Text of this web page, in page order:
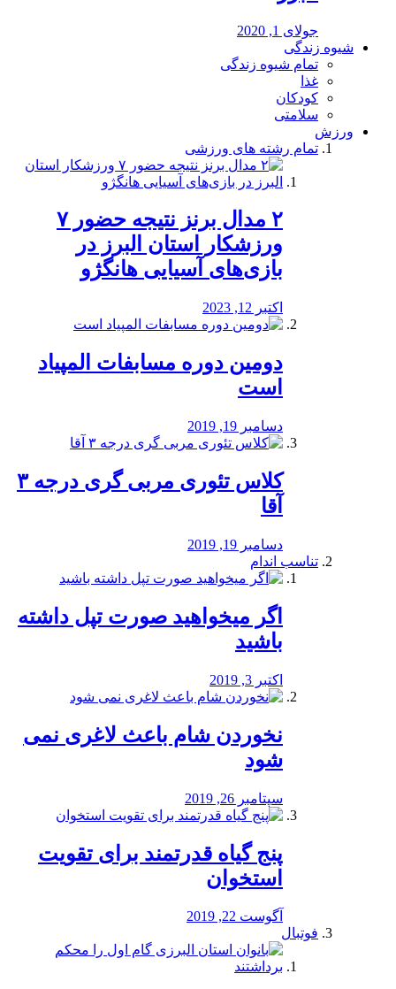
جولای 1, 2020
شیوه زندگی
تمام شیوه زندگی
غذا
کودکان
سلامتی
ورزش
تمام رشته های ورزشی
۲ مدال برنز نتیجه حضور ۷
ورزشکار استان البرز در
بازی‌های آسیایی هانگژو
اکتبر 12, 2023
دومین دوره مسابفات المپیاد
است
دسامبر 19, 2019
کلاس تئوری مربی گری درجه ۳
آقا
دسامبر 19, 2019
تناسب اندام
اگر میخواهید صورت تپل داشته
باشید
اکتبر 3, 2019
نخوردن شام باعث لاغری نمی
‌شود
سپتامبر 26, 2019
پنج گیاه قدرتمند برای تقویت
استخوان
آگوست 22, 2019
فوتبال